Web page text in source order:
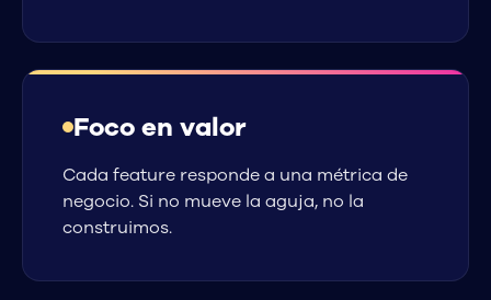
Foco en valor
Cada feature responde a una métrica de
negocio. Si no mueve la aguja, no la
construimos.